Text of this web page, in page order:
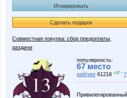
Игнорировать
Сделать подарок
Совместная покупка: сбор предоплаты,
раздачи
популярность:
67 место
рейтинг 61216 +37 ↑ ?
Привилегированный